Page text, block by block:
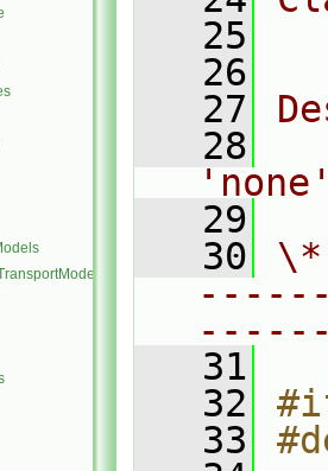
   25
   26
   27
   28
   29
   30
   31
   32
   33